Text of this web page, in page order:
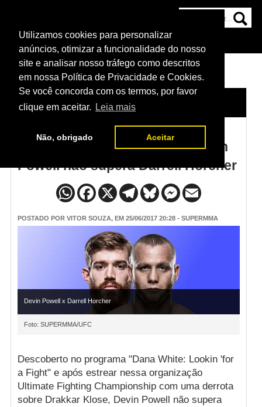
Utilizamos cookies para personalizar
anúncios, otimizar a funcionalidade do nosso
site e analisar nosso tráfego como descritos
em nossa Política de Privacidade e Cookies.
Se você concorda com os termos, por favor
clique em aceitar.
Leia mais
Não, obrigado Aceitar
NOTÍCIAS
HOME NOTÍCIAS
Resultado UFC Oklahoma: Devin
Powell não supera Darrell Horcher
POSTADO POR VITOR SOUZA, EM 25/06/2017 20:28 - SUPERMMA
Devin Powell x Darrell Horcher
Foto: SUPERMMA/UFC
Descoberto no programa "Dana White: Lookin 'for
a Fight" e após estrear nessa organização
Ultimate Fighting Championship com uma derrota
sobre Drakkar Klose, Devin Powell não supera